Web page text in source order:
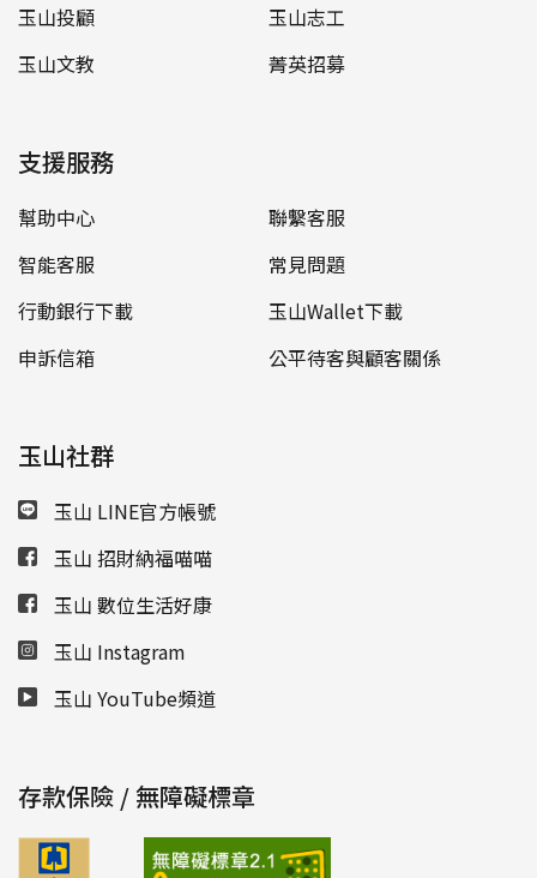
玉山投顧
玉山志工
玉山文教
菁英招募
支援服務
幫助中心
聯繫客服
智能客服
常見問題
行動銀行下載
玉山Wallet下載
申訴信箱
公平待客與顧客關係
玉山社群
玉山 LINE官方帳號
玉山 招財納福喵喵
玉山 數位生活好康
玉山 Instagram
玉山 YouTube頻道
存款保險 / 無障礙標章